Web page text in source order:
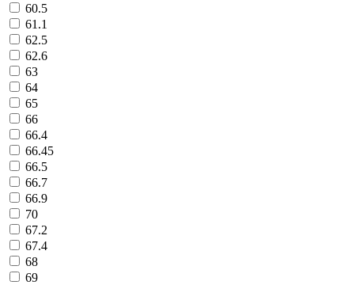
60.5
61.1
62.5
62.6
63
64
65
66
66.4
66.45
66.5
66.7
66.9
70
67.2
67.4
68
69